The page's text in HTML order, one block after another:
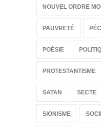
NOUVEL ORDRE
PAUVRETÉ
POÉSIE
PROTESTANTISME
SATAN SECTE
SIONISME